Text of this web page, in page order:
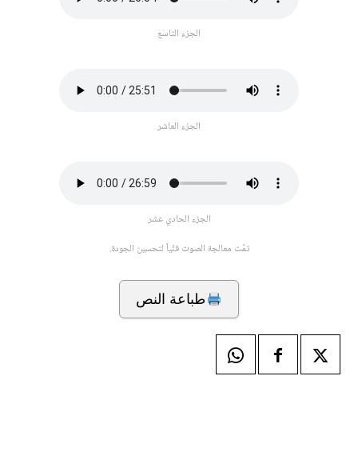
الجزء التاسع
الجزء العاشر
الجزء الحادي عشر
تمّت معالجة الصوت فنّياً لتحسين الجودة.
طباعة النص